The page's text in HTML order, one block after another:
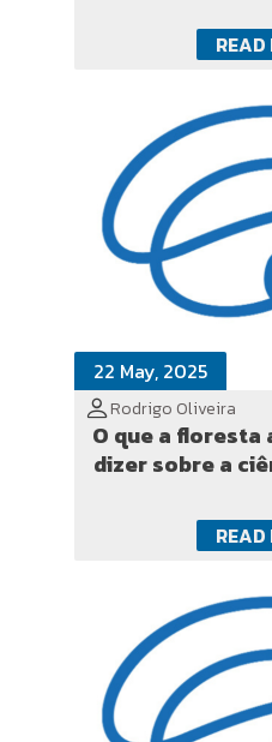
READ
22 May, 2025
Rodrigo Oliveira
O que a floresta
dizer sobre a
READ